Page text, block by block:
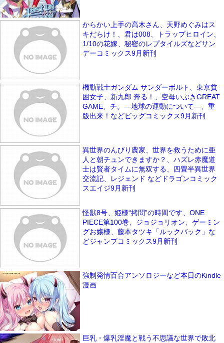
からかい上手の高木さん、天野めぐみはス
キだらけ！、君は008、トラップヒロイン、
1/10の花嫁、秘密のレプタイルズなどサン
デーコミックス9月新刊
機動戦士ガンダム サンダーボルト、東京貧
困女子、新九郎 奔る！、空母いぶきGREAT
GAME、チ。―地球の運動について―、重
版出来！などビッグコミックス9月新刊
異世界のんびり農家、世界を救うために亜
人と朝チュンできますか？、ハズレ赤魔道
士は賢者タイムに無双する、四畳半異世界
交流記、レジェンド などドラゴンコミック
スエイジ9月新刊
怪獣8号、姫様“拷問”の時間です、ONE
PIECE第100巻、ジョジョリオン、ゲーミン
グお嬢様、藤本タツキ「ルックバック」な
どジャンプコミックス9月新刊
強制発情百合アンソロジーなど本日のKindle
漫画
巨乳・爆乳淫魔と戦う不思議な世界で敗北